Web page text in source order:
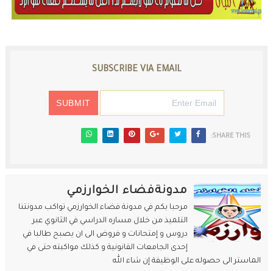
SUBSCRIBE VIA EMAIL
SHARE THIS:
مدونةفضاء الخوارزمي
مرحبا بكم في مدونة فضاء الخوارزمي تواكب مدونتنا
التلميذ من خلال مساره الدراسي في الثانوي عبر
دروس و إمتحانات و فروض الى ان يصبح طالبا في
إحدى الجامعات القانونية و كذلك مواكبته حتى في
الماستر الى حصوله على الوظيفة إن شاء الله